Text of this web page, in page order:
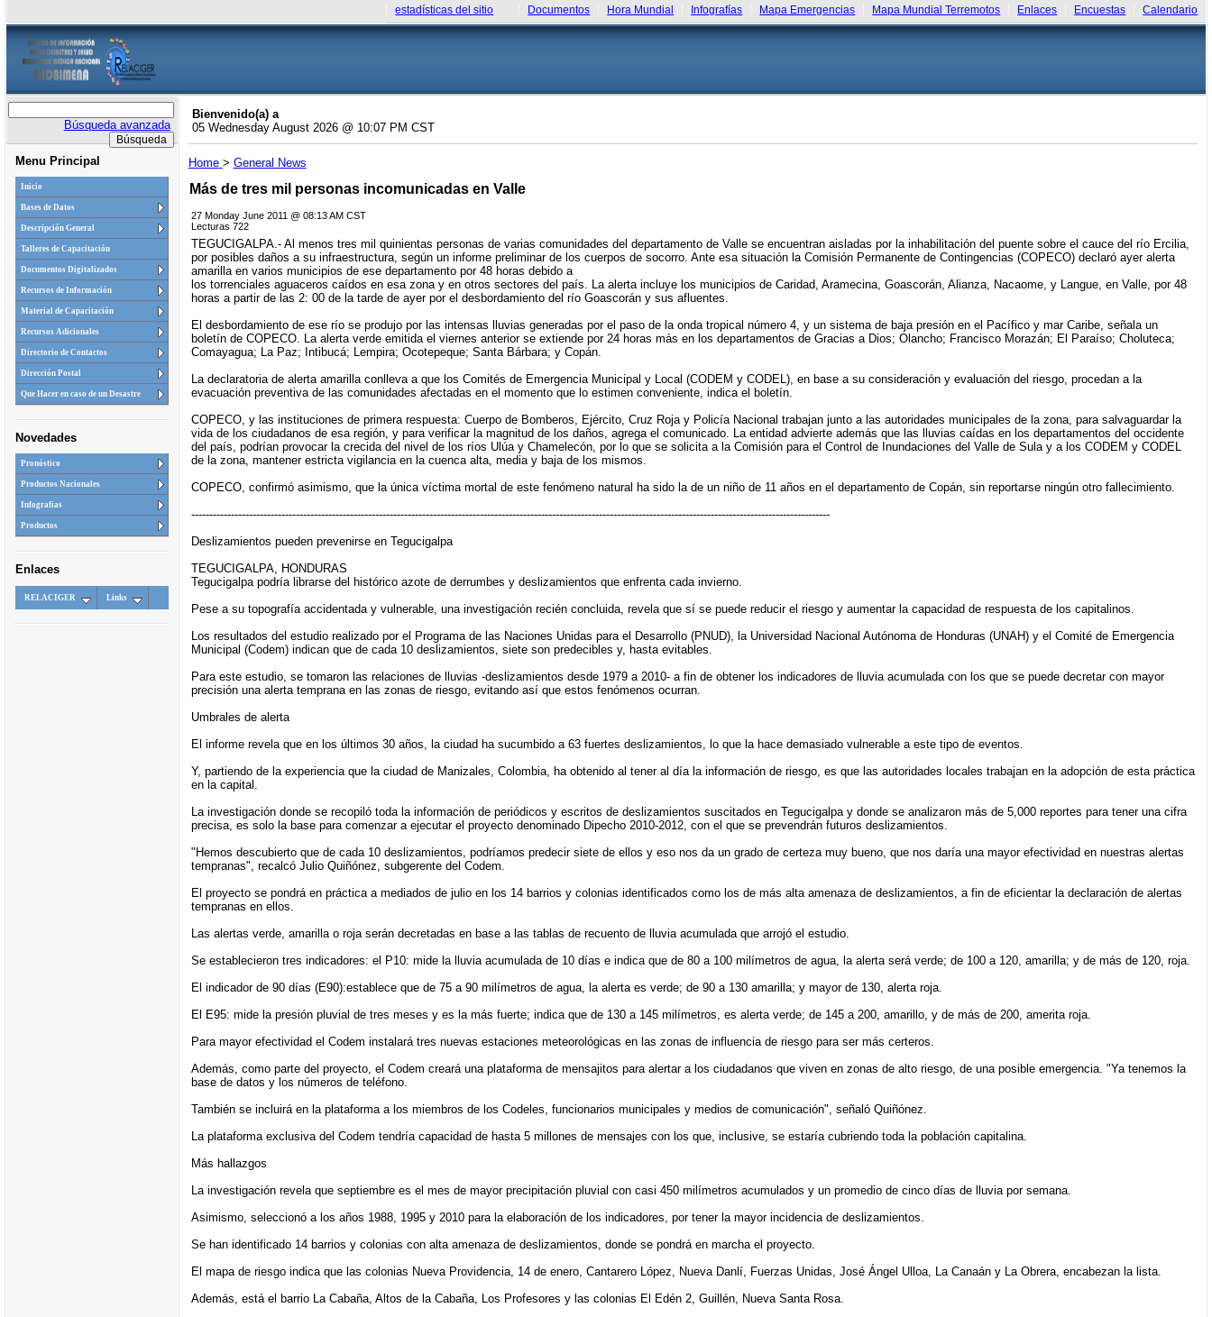
estadísticas del sitio Documentos Hora Mundial Infografías Mapa Emergencias Mapa Mundial Terremotos Enlaces Encuestas Calendario
Búsqueda avanzada
Menu Principal
Inicio
Bases de Datos
Descripción General
Talleres de Capacitación
Documentos Digitalizados
Recursos de Información
Material de Capacitación
Recursos Adicionales
Directorio de Contactos
Dirección Postal
Que Hacer en caso de un Desastre
Novedades
Pronóstico
Productos Nacionales
Infografias
Productos
Enlaces
RELACIGER Links
Bienvenido(a) a
05 Wednesday August 2026 @ 10:07 PM CST
Home > General News
Más de tres mil personas incomunicadas en Valle
27 Monday June 2011 @ 08:13 AM CST
Lecturas 722
TEGUCIGALPA.- Al menos tres mil quinientas personas de varias comunidades del departamento de Valle se encuentran aisladas por la inhabilitación del puente sobre el cauce del río Ercilia,
por posibles daños a su infraestructura, según un informe preliminar de los cuerpos de socorro. Ante esa situación la Comisión Permanente de Contingencias (COPECO) declaró ayer alerta
amarilla en varios municipios de ese departamento por 48 horas debido a
los torrenciales aguaceros caídos en esa zona y en otros sectores del país. La alerta incluye los municipios de Caridad, Aramecina, Goascorán, Alianza, Nacaome, y Langue, en Valle, por 48
horas a partir de las 2: 00 de la tarde de ayer por el desbordamiento del río Goascorán y sus afluentes.
El desbordamiento de ese río se produjo por las intensas lluvias generadas por el paso de la onda tropical número 4, y un sistema de baja presión en el Pacífico y mar Caribe, señala un
boletín de COPECO. La alerta verde emitida el viernes anterior se extiende por 24 horas más en los departamentos de Gracias a Dios; Olancho; Francisco Morazán; El Paraíso; Choluteca;
Comayagua; La Paz; Intibucá; Lempira; Ocotepeque; Santa Bárbara; y Copán.
La declaratoria de alerta amarilla conlleva a que los Comités de Emergencia Municipal y Local (CODEM y CODEL), en base a su consideración y evaluación del riesgo, procedan a la
evacuación preventiva de las comunidades afectadas en el momento que lo estimen conveniente, indica el boletín.
COPECO, y las instituciones de primera respuesta: Cuerpo de Bomberos, Ejército, Cruz Roja y Policía Nacional trabajan junto a las autoridades municipales de la zona, para salvaguardar la
vida de los ciudadanos de esa región, y para verificar la magnitud de los daños, agrega el comunicado. La entidad advierte además que las lluvias caídas en los departamentos del occidente
del país, podrían provocar la crecida del nivel de los ríos Ulúa y Chamelecón, por lo que se solicita a la Comisión para el Control de Inundaciones del Valle de Sula y a los CODEM y CODEL
de la zona, mantener estricta vigilancia en la cuenca alta, media y baja de los mismos.
COPECO, confirmó asimismo, que la única víctima mortal de este fenómeno natural ha sido la de un niño de 11 años en el departamento de Copán, sin reportarse ningún otro fallecimiento.
---------------------------------------------------------------------------------------------------------------------------------------------------------------------------------
Deslizamientos pueden prevenirse en Tegucigalpa
TEGUCIGALPA, HONDURAS
Tegucigalpa podría librarse del histórico azote de derrumbes y deslizamientos que enfrenta cada invierno.
Pese a su topografía accidentada y vulnerable, una investigación recién concluida, revela que sí se puede reducir el riesgo y aumentar la capacidad de respuesta de los capitalinos.
Los resultados del estudio realizado por el Programa de las Naciones Unidas para el Desarrollo (PNUD), la Universidad Nacional Autónoma de Honduras (UNAH) y el Comité de Emergencia
Municipal (Codem) indican que de cada 10 deslizamientos, siete son predecibles y, hasta evitables.
Para este estudio, se tomaron las relaciones de lluvias -deslizamientos desde 1979 a 2010- a fin de obtener los indicadores de lluvia acumulada con los que se puede decretar con mayor
precisión una alerta temprana en las zonas de riesgo, evitando así que estos fenómenos ocurran.
Umbrales de alerta
El informe revela que en los últimos 30 años, la ciudad ha sucumbido a 63 fuertes deslizamientos, lo que la hace demasiado vulnerable a este tipo de eventos.
Y, partiendo de la experiencia que la ciudad de Manizales, Colombia, ha obtenido al tener al día la información de riesgo, es que las autoridades locales trabajan en la adopción de esta práctica
en la capital.
La investigación donde se recopiló toda la información de periódicos y escritos de deslizamientos suscitados en Tegucigalpa y donde se analizaron más de 5,000 reportes para tener una cifra
precisa, es solo la base para comenzar a ejecutar el proyecto denominado Dipecho 2010-2012, con el que se prevendrán futuros deslizamientos.
"Hemos descubierto que de cada 10 deslizamientos, podríamos predecir siete de ellos y eso nos da un grado de certeza muy bueno, que nos daría una mayor efectividad en nuestras alertas
tempranas", recalcó Julio Quiñónez, subgerente del Codem.
El proyecto se pondrá en práctica a mediados de julio en los 14 barrios y colonias identificados como los de más alta amenaza de deslizamientos, a fin de eficientar la declaración de alertas
tempranas en ellos.
Las alertas verde, amarilla o roja serán decretadas en base a las tablas de recuento de lluvia acumulada que arrojó el estudio.
Se establecieron tres indicadores: el P10: mide la lluvia acumulada de 10 días e indica que de 80 a 100 milímetros de agua, la alerta será verde; de 100 a 120, amarilla; y de más de 120, roja.
El indicador de 90 días (E90):establece que de 75 a 90 milímetros de agua, la alerta es verde; de 90 a 130 amarilla; y mayor de 130, alerta roja.
El E95: mide la presión pluvial de tres meses y es la más fuerte; indica que de 130 a 145 milímetros, es alerta verde; de 145 a 200, amarillo, y de más de 200, amerita roja.
Para mayor efectividad el Codem instalará tres nuevas estaciones meteorológicas en las zonas de influencia de riesgo para ser más certeros.
Además, como parte del proyecto, el Codem creará una plataforma de mensajitos para alertar a los ciudadanos que viven en zonas de alto riesgo, de una posible emergencia. "Ya tenemos la
base de datos y los números de teléfono.
También se incluirá en la plataforma a los miembros de los Codeles, funcionarios municipales y medios de comunicación", señaló Quiñónez.
La plataforma exclusiva del Codem tendría capacidad de hasta 5 millones de mensajes con los que, inclusive, se estaría cubriendo toda la población capitalina.
Más hallazgos
La investigación revela que septiembre es el mes de mayor precipitación pluvial con casi 450 milímetros acumulados y un promedio de cinco días de lluvia por semana.
Asimismo, seleccionó a los años 1988, 1995 y 2010 para la elaboración de los indicadores, por tener la mayor incidencia de deslizamientos.
Se han identificado 14 barrios y colonias con alta amenaza de deslizamientos, donde se pondrá en marcha el proyecto.
El mapa de riesgo indica que las colonias Nueva Providencia, 14 de enero, Cantarero López, Nueva Danlí, Fuerzas Unidas, José Ángel Ulloa, La Canaán y La Obrera, encabezan la lista.
Además, está el barrio La Cabaña, Altos de la Cabaña, Los Profesores y las colonias El Edén 2, Guillén, Nueva Santa Rosa.